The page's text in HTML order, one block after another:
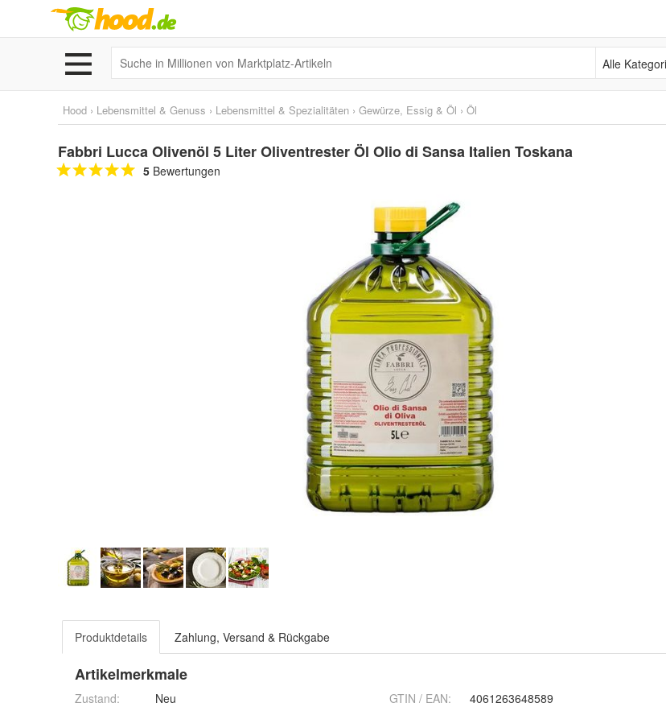
Alle Kategorien
Hood › Lebensmittel & Genuss › Lebensmittel & Spezialitäten › Gewürze, Essig & Öl › Öl
Fabbri Lucca Olivenöl 5 Liter Oliventrester Öl Olio di Sansa Italien Toskana
5 Bewertungen
Produktdetails Zahlung, Versand & Rückgabe
Artikelmerkmale
Zustand: Neu GTIN / EAN: 4061263648589